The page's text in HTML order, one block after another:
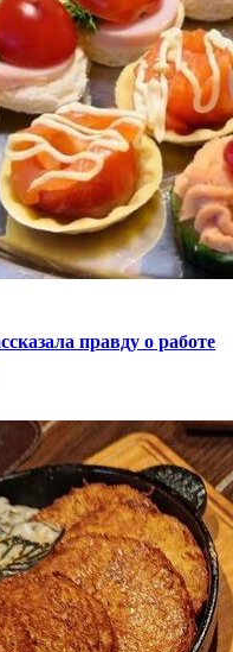
правду о работе